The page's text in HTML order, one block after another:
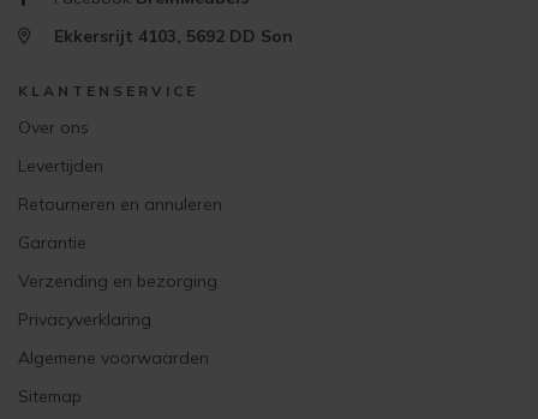
Ekkersrijt 4103, 5692 DD Son
KLANTENSERVICE
Over ons
Levertijden
Retourneren en annuleren
Garantie
Verzending en bezorging
Privacyverklaring
Algemene voorwaarden
Sitemap